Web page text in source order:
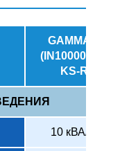
GAMMA
(IN10000-GA-
KS-RM-1)
10 кВА/10 кВт